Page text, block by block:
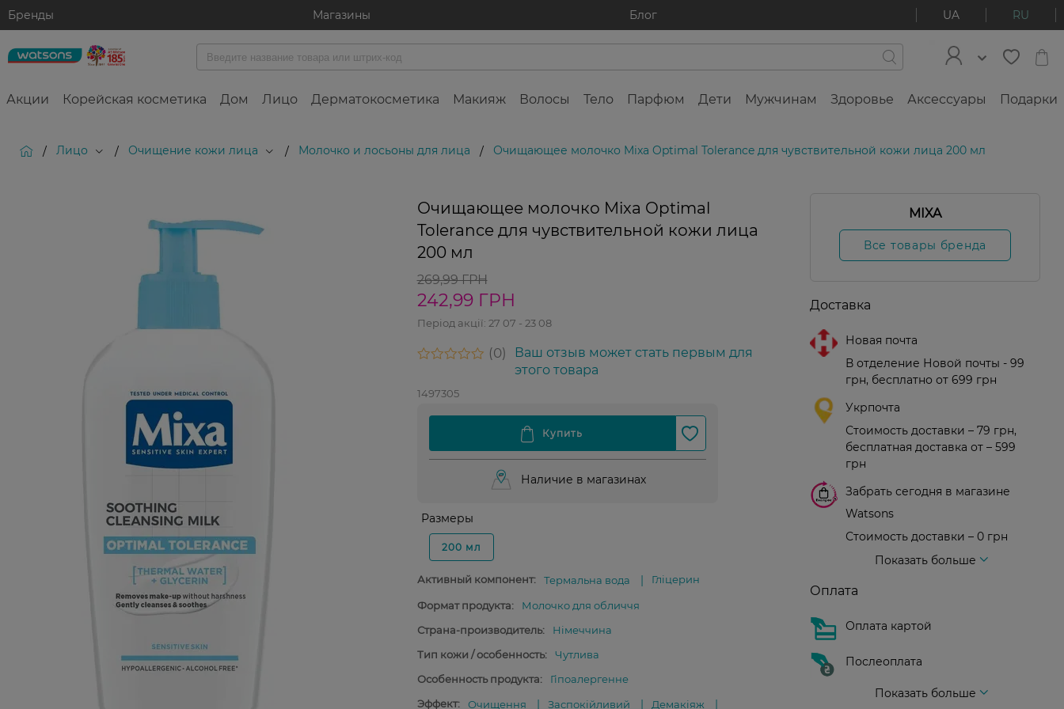
Бренды Магазины Блог UA RU
Акции Корейская косметика Дом Лицо Дерматокосметика Макияж Волосы Тело Парфюм Дети Мужчинам Здоровье Аксессуары Подарки
/ Лицо / Очищение кожи лица / Молочко и лосьоны для лица / Очищающее молочко Mixa Optimal Tolerance для чувствительной кожи лица 200 мл
Очищающее молочко Mixa Optimal
Tolerance для чувствительной кожи лица
200 мл
269,99 ГРН
242,99 ГРН
Період акції: 27 07 - 23 08
0
Ваш отзыв может стать первым для
этого товара
1497305
Наличие в магазинах
Размеры
200 мл
Активный компонент: Термальна вода Гліцерин
Формат продукта:
Молочко для обличчя
Страна-производитель:
Німеччина
Тип кожи / особенность:
Чутлива
Особенность продукта:
Гіпоалергенне
Эффект:
Очищення Заспокійливий
Демакіяж
MIXA
Все товары бренда
Доставка
Новая почта
В отделение Новой почты - 99
грн, бесплатно от 699 грн
Укрпочта
Стоимость доставки – 79 грн,
бесплатная доставка от – 599
грн
Забрать сегодня в магазине
Watsons
Стоимость доставки – 0 грн
Показать больше
Оплата
Оплата картой
Послеоплата
Показать больше